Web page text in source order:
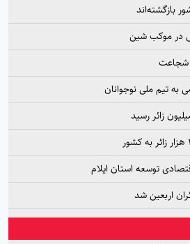
در موکب شین
شجاعت
به تیم ملی نوجوانان
توسعه استان ایلام
اربعین شد